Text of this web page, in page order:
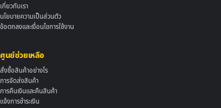
เกี่ยวกับเรา
นโยบายความเป็นส่วนตัว
ข้อตกลงและเงื่อนไขการใช้งาน
ศูนย์ช่วยเหลือ
สั่งซื้อสินค้าอย่างไร
การจัดส่งสินค้า
การคืนเงินและคืนสินค้า
แจ้งการชำระเงิน